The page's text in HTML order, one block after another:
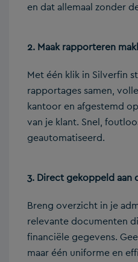
en dat allemaal zonder
2. Maak rapporteren
Met één klik in Silverfin
rapportages samen,
kantoor en afgestemd
van je klant. Snel,
geautomatiseerd.
3. Direct gekoppeld aan
Breng overzicht in je
relevante documenten
financiële gegevens.
maar één uniforme en